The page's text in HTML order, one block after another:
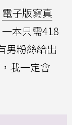
電子版寫真
一本只需418
男粉絲給出
我一定會